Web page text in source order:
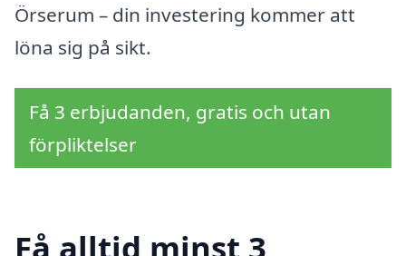
Örserum – din investering kommer att
löna sig på sikt.
Få 3 erbjudanden, gratis och utan
förpliktelser
Få alltid minst 3